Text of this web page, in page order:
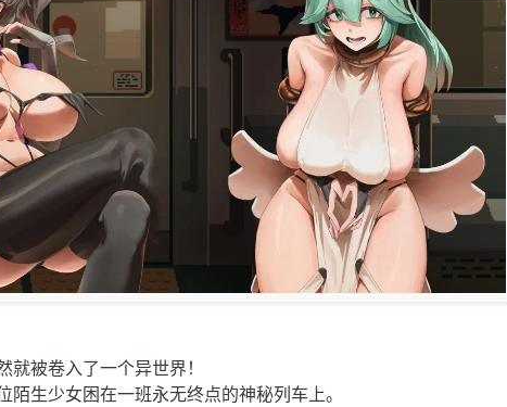
被卷入了一个异世界！
陌生少女困在一班永无终点的神秘列车上。